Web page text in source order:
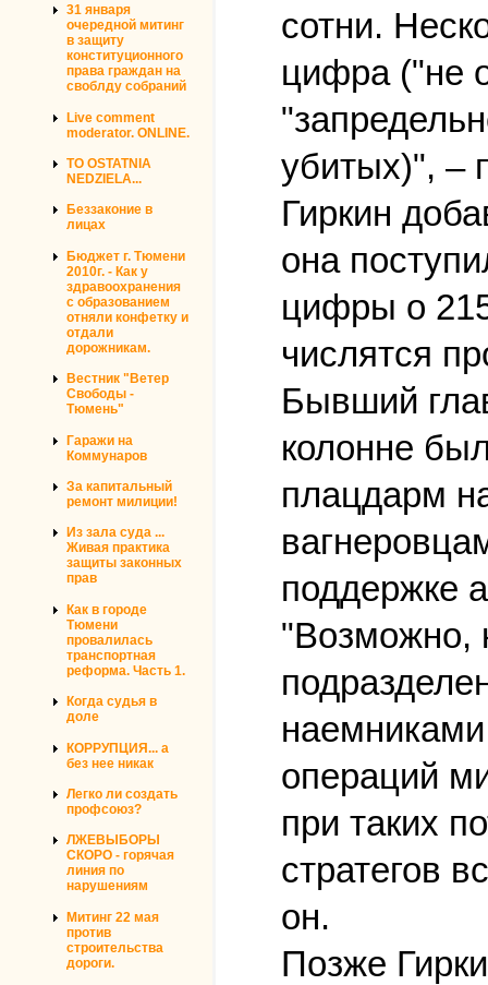
31 января
очередной митинг
в защиту
конституционного
права граждан на
своблду собраний
Live comment
moderator. ONLINE.
TO OSTATNIA
NEDZIELA...
Беззаконие в
лицах
Бюджет г. Тюмени
2010г. - Как у
здравоохранения
с образованием
отняли конфетку и
отдали
дорожникам.
Вестник "Ветер
Свободы -
Тюмень"
Гаражи на
Коммунаров
За капитальный
ремонт милиции!
Из зала суда ...
Живая практика
защиты законных
прав
Как в городе
Тюмени
провалилась
транспортная
реформа. Часть 1.
Когда судья в
доле
КОРРУПЦИЯ... а
без нее никак
Легко ли создать
профсоюз?
ЛЖЕВЫБОРЫ
СКОРО - горячая
линия по
нарушениям
Митинг 22 мая
против
строительства
дороги.
сотни.
цифра ("не
убитых)", –
Гиркин
она
цифры о
числятся
Бывший
колонне
плацдарм
поддержке
"Возможно,
операций
при таких
стратегов
он.
Позже